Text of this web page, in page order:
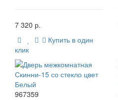
7 320 р.
Купить в один
клик
967359